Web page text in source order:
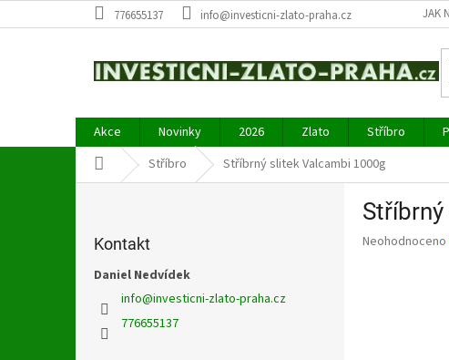
na
776655137 info@investicni-zlato-praha.cz JAK
Akce Novinky 2026 Zlato Stříbro
Domů Stříbro Stříbrný slitek Valcambi 1000g
Kontakt
Daniel Nedvídek
info@investicni-zlato-praha.cz
776655137
Průměrné
Neohodnoceno